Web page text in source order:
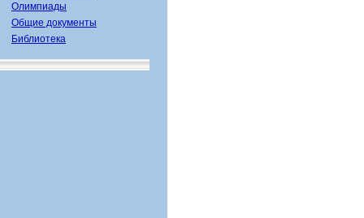
Олимпиады
Общие документы
Библиотека